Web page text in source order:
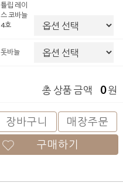
튤립 레이
스 코바늘
4호
돗바늘
총 상품 금액 0원
장바구니
매장주문
구매하기